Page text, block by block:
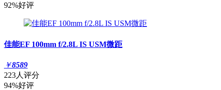
92%好评
佳能EF 100mm f/2.8L IS USM微距
￥8589
223人评分
94%好评